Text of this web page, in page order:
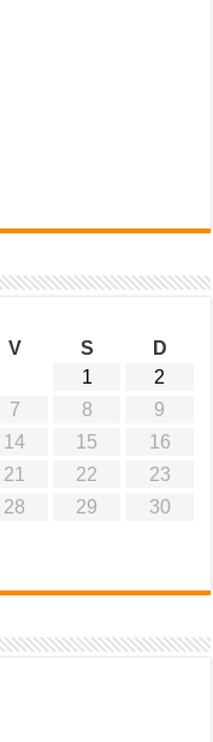
V S
D
1
2
7 8
9
14 15
16
21 22
23
28 29
30